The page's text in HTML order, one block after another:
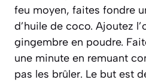
feu moyen, faites fondre
d’huile de coco. Ajoutez
gingembre en poudre.
une minute en remuant
pas les brûler. Le but est